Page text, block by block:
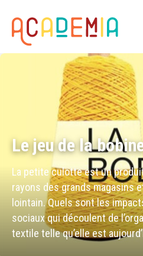
Le jeu de la
La petite culotte est un
rayons des grands magasins
lointain. Quels sont les
sociaux qui découlent de
textile telle qu’elle est